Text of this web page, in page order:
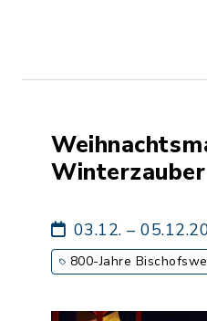
Winterzauber
03.12. –
800-Jahre